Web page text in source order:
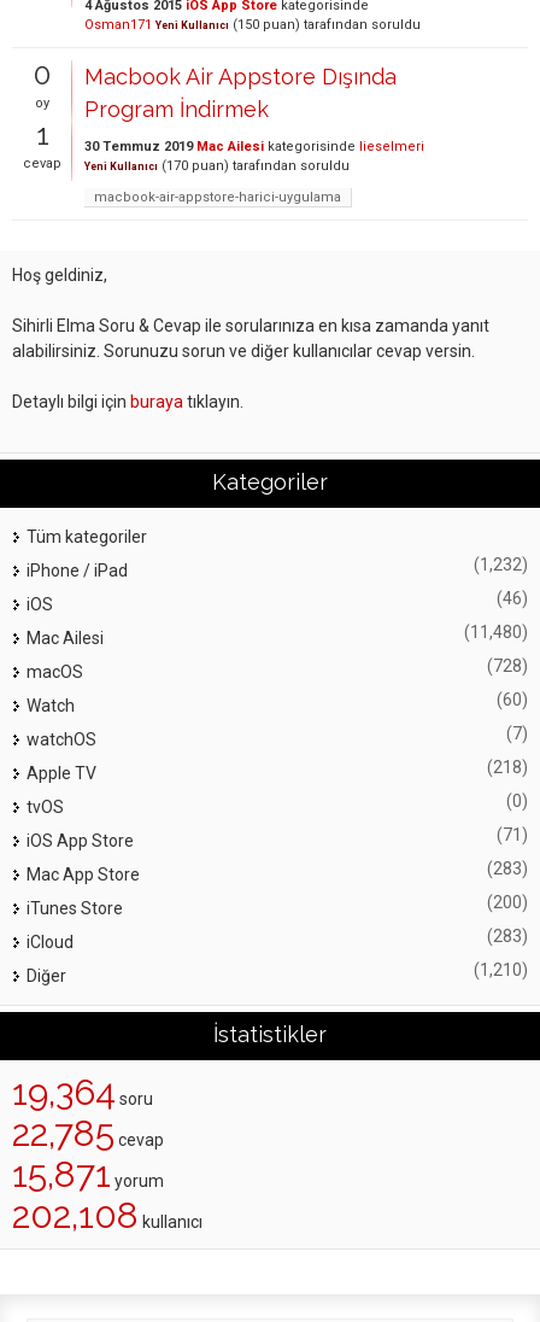
4 Ağustos 2015 iOS App Store kategorisinde
Osman171 Yeni Kullanıcı (150 puan) tarafından soruldu
0
oy
1
cevap
Macbook Air Appstore Dışında
Program İndirmek
30 Temmuz 2019 Mac Ailesi kategorisinde lieselmeri
Yeni Kullanıcı (170 puan) tarafından soruldu
macbook-air-appstore-harici-uygulama
Hoş geldiniz,
Sihirli Elma Soru & Cevap ile sorularınıza en kısa zamanda yanıt
alabilirsiniz. Sorunuzu sorun ve diğer kullanıcılar cevap versin.
Detaylı bilgi için buraya tıklayın.
Kategoriler
Tüm kategoriler
iPhone / iPad
(1,232)
iOS (46)
Mac Ailesi (11,480)
macOS (728)
Watch (60)
watchOS (7)
Apple TV (218)
tvOS (0)
iOS App Store (71)
Mac App Store (283)
iTunes Store (200)
iCloud (283)
Diğer (1,210)
İstatistikler
19,364 soru
22,785 cevap
15,871 yorum
202,108 kullanıcı